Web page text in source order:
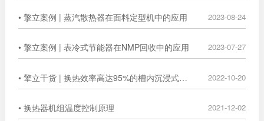
• 擎立案例 | 蒸汽散热器在面料定型机中的应用 2023-08-24
• 擎立案例 | 表冷式节能器在NMP回收中的应用 2023-07-27
• 擎立干货 | 换热效率高达95%的槽内沉浸式换热器 2022-10-20
• 换热器机组温度控制原理 2021-12-02